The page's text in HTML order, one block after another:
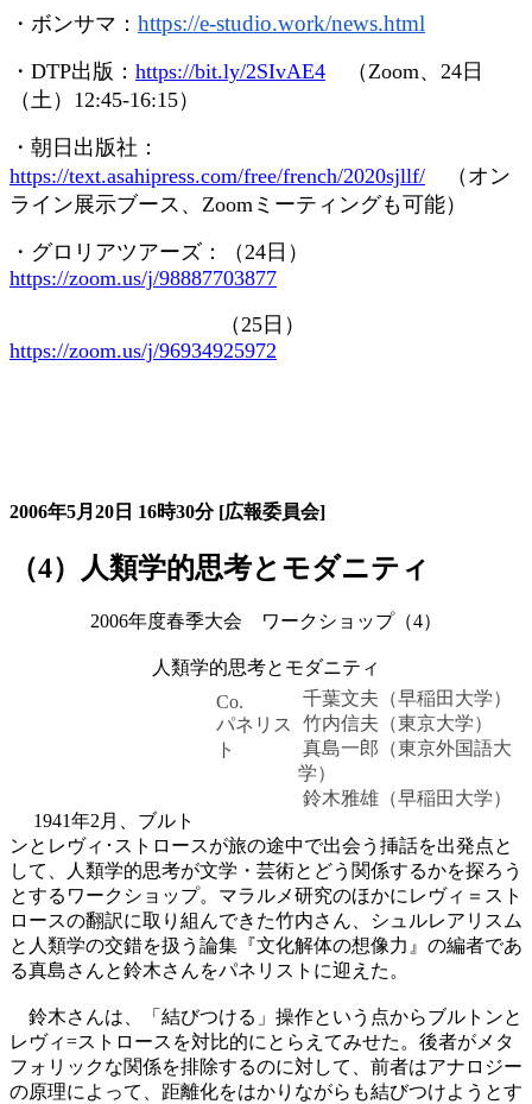
・ボンサマ： https://e-studio.work/news.html
・ DTP出版： https://bit.ly/2SIvAE4 （Zoom、 24 日
（土） 12:45-16:15）
・朝日出版社：
https://text.asahipress.com/free/french/2020sjllf/ （オン
ライン展示ブース、 Zoom ミーティングも可能）
・グロリアツアーズ：（24 日）
https://zoom.us/j/98887703877
（25 日）
https://zoom.us/j/96934925972
2006年5月20日 16時30分 [広報委員会]
（4）人類学的思考とモダニティ
2006年度春季大会 ワークショップ（4）
人類学的思考とモダニティ
Co.
パネリス
ト
千葉文夫（早稲田大学）
竹内信夫（東京大学）
真島一郎（東京外国語大
学）
鈴木雅雄（早稲田大学）
1941年2月、ブルト
ンとレヴィ･ストロースが旅の途中で出会う挿話を出発点と
して、人類学的思考が文学・芸術とどう関係するかを探ろう
とするワークショップ。マラルメ研究のほかにレヴィ＝スト
ロースの翻訳に取り組んできた竹内さん、シュルレアリスム
と人類学の交錯を扱う論集『文化解体の想像力』の編者であ
る真島さんと鈴木さんをパネリストに迎えた。
鈴木さんは、「結びつける」操作という点からブルトンと
レヴィ=ストロースを対比的にとらえてみせた。後者がメタ
フォリックな関係を排除するのに対して、前者はアナロジー
の原理によって、距離化をはかりながらも結びつけようとす